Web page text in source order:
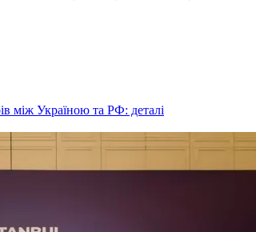
між Україною та РФ: деталі